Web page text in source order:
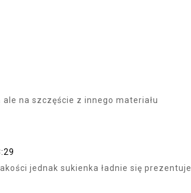
na szczęście z innego materiału
jednak sukienka ładnie się prezentuje